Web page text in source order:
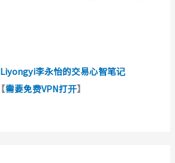
Liyongyi李永怡的交易心智笔记
【需要免费VPN打开】